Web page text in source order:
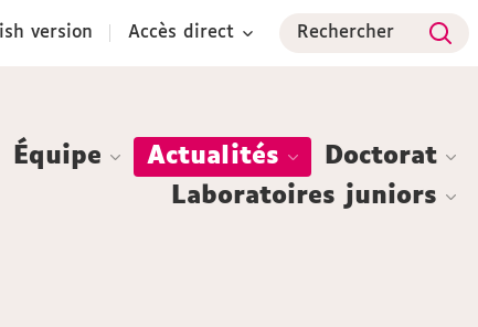
version Accès direct Rechercher
Équipe Actualités
Doctorat
Laboratoires juniors